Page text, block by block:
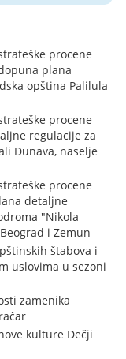
procene
plana
opština Palilula
procene
regulacije za
Dunava, naselje
procene
detaljne
"Nikola
i Zemun
štabova i
uslovima u sezoni
zamenika
kulture Dečji